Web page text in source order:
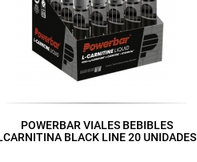
POWERBAR VIALES BEBIBLES
BLACK LINE 20 UNIDADES